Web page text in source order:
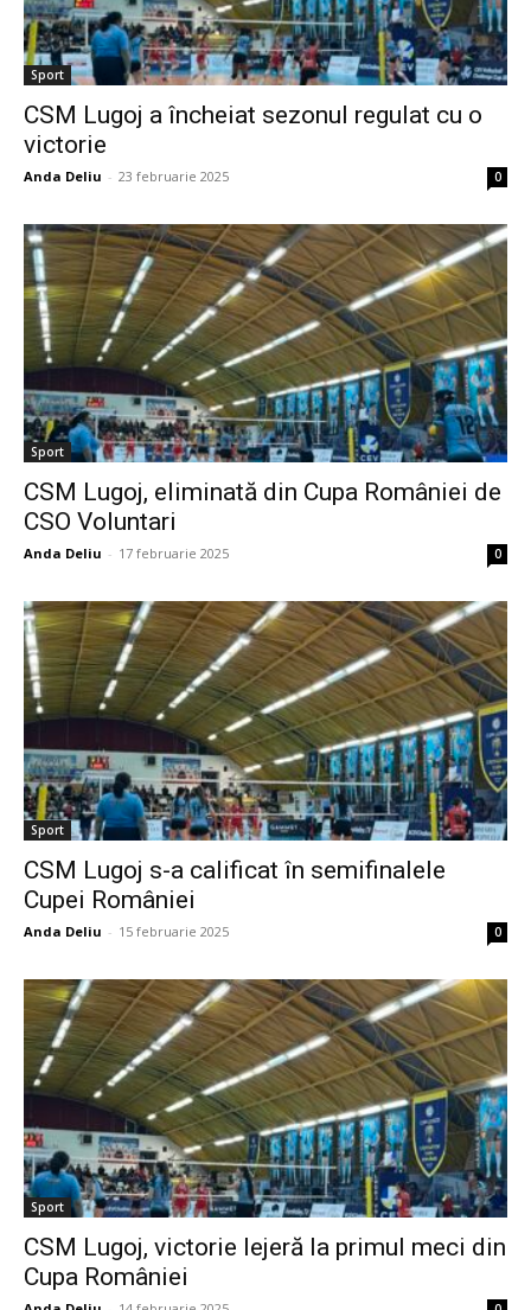
Sport
CSM Lugoj a încheiat sezonul regulat cu o
victorie
Anda Deliu - 23 februarie 2025 0
Sport
CSM Lugoj, eliminată din Cupa României de
CSO Voluntari
Anda Deliu - 17 februarie 2025 0
Sport
CSM Lugoj s-a calificat în semifinalele
Cupei României
Anda Deliu - 15 februarie 2025 0
Sport
CSM Lugoj, victorie lejeră la primul meci din
Cupa României